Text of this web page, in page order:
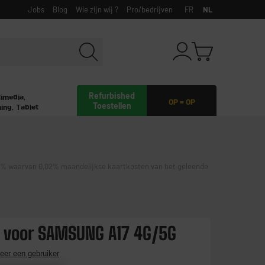
Jobs Blog Wie zijn wij ? Pro/bedrijven FR NL
OP = OP
Refurbished
Toestellen
Tablet
waarvan 0,02% maandelijkse kaartkosten van het geleende
SAMSUNG A17 4G/5G
een gebruiker